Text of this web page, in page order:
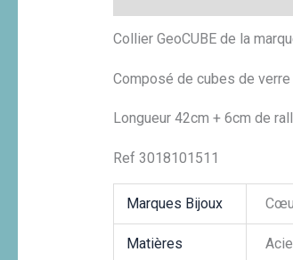
Collier GeoCUBE de la
Composé de cubes de
Longueur 42cm + 6cm de
Ref 3018101511
Marques Bijoux
Matières